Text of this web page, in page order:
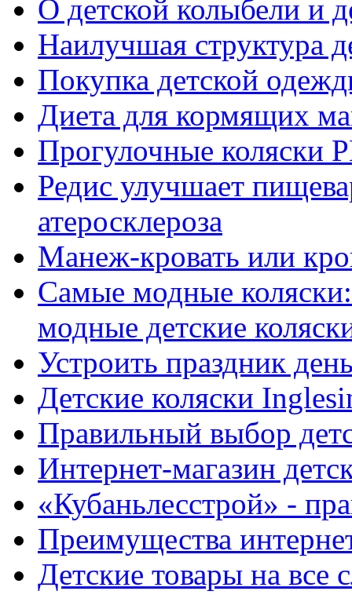
О детской колыбели и
Наилучшая структура
Покупка детской
Диета для кормящих
Прогулочные коляски
Редис улучшает
атеросклероза
Манеж-кровать или
Самые модные
модные детские
Устроить праздник
Детские коляски
Правильный выбор
Интернет-магазин
«Кубаньлесстрой» -
Преимущества
Детские товары на все